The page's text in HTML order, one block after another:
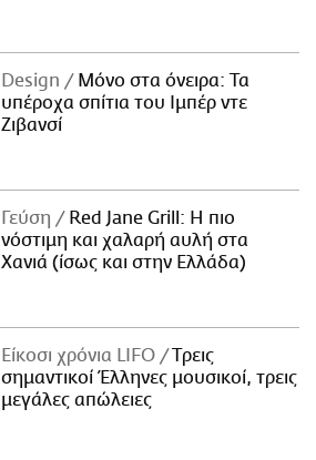
Design
Μόνο στα όνειρα: Τα
υπέροχα σπίτια του Ιμπέρ ντε
Ζιβανσί
Γεύση
Red Jane Grill: Η πιο
νόστιμη και χαλαρή αυλή στα
Χανιά (ίσως και στην Ελλάδα)
Είκοσι χρόνια LIFO
Tρεις
σημαντικοί Έλληνες μουσικοί, τρεις
μεγάλες απώλειες